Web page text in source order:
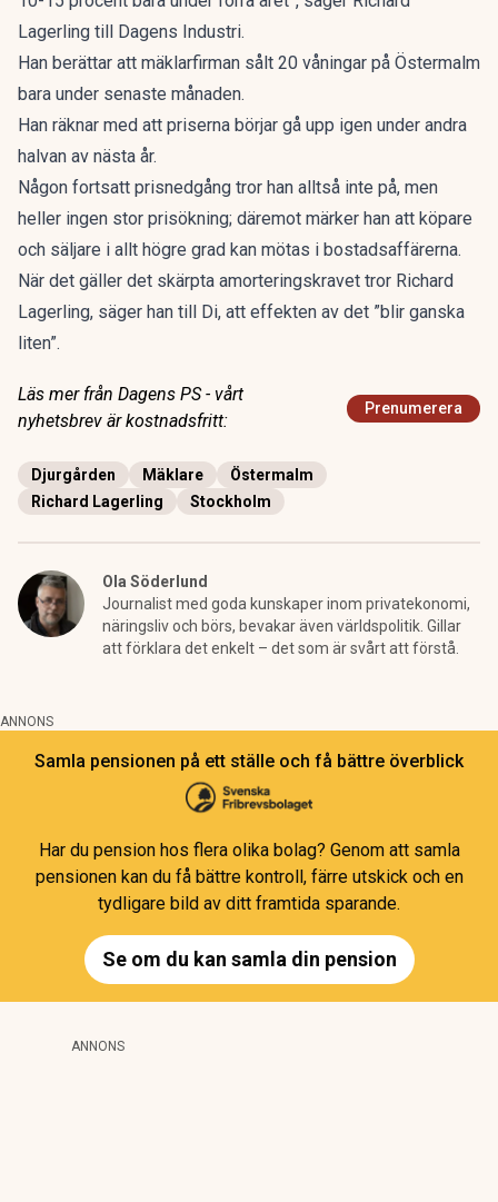
Lagerling till Dagens Industri.
Han berättar att mäklarfirman sålt 20 våningar på Östermalm
bara under senaste månaden.
Han räknar med att priserna börjar gå upp igen under andra
halvan av nästa år.
Någon fortsatt prisnedgång tror han alltså inte på, men
heller ingen stor prisökning; däremot märker han att köpare
och säljare i allt högre grad kan mötas i bostadsaffärerna.
När det gäller det skärpta amorteringskravet tror Richard
Lagerling, säger han till Di, att effekten av det ”blir ganska
liten”.
Läs mer från Dagens PS - vårt
nyhetsbrev är kostnadsfritt:
Prenumerera
Djurgården Mäklare
Östermalm
Richard Lagerling
Stockholm
Ola Söderlund
Journalist med goda kunskaper inom privatekonomi,
näringsliv och börs, bevakar även världspolitik. Gillar
att förklara det enkelt – det som är svårt att förstå.
ANNONS
Samla pensionen på ett ställe och få bättre överblick
Har du pension hos flera olika bolag? Genom att samla
pensionen kan du få bättre kontroll, färre utskick och en
tydligare bild av ditt framtida sparande.
Se om du kan samla din pension
ANNONS